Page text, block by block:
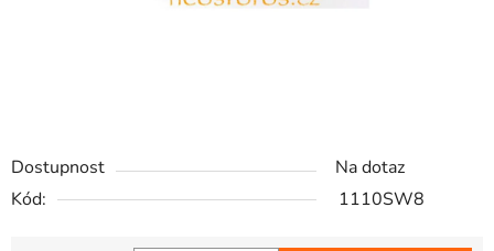
Dostupnost
Na dotaz
Kód:
1110SW8